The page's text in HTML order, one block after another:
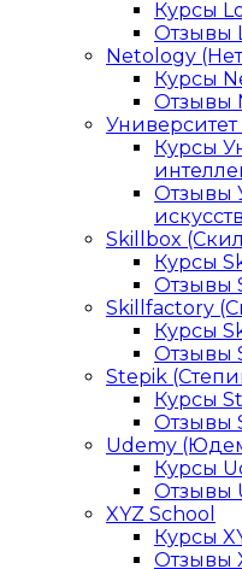
Курсы
Отзывы
Netology
Курсы
Отзывы
Университет
Курсы
Отзывы
Skillbox
Курсы
Отзывы
Skillfactory
Курсы
Отзывы
Stepik
Курсы
Отзывы
Udemy
Курсы
Отзывы
XYZ School
Курсы
Отзывы